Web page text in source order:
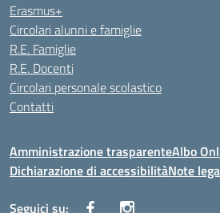
Erasmus+
Circolari alunni e famiglie
R.E. Famiglie
R.E. Docenti
Circolari personale scolastico
Contatti
Amministrazione trasparenteAlbo
Dichiarazione di accessibilitàNote
Seguici su: